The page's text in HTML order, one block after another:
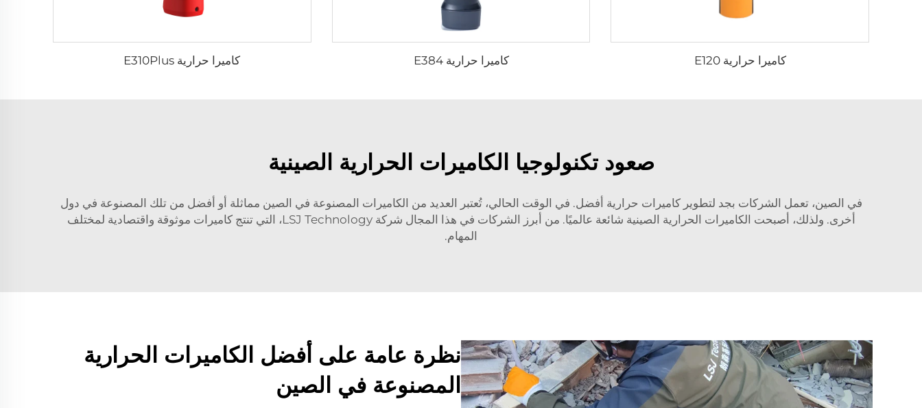
كاميرا حرارية E120 كاميرا حرارية E384 كاميرا حرارية E310Plus
صعود تكنولوجيا الكاميرات الحرارية الصينية
في الصين، تعمل الشركات بجد لتطوير كاميرات حرارية أفضل. في الوقت الحالي، تُعتبر العديد من الكاميرات المصنوعة في الصين مماثلة أو أفضل من تلك المصنوعة في دول
أخرى. ولذلك، أصبحت الكاميرات الحرارية الصينية شائعة عالميًا. من أبرز الشركات في هذا المجال شركة LSJ Technology، التي تنتج كاميرات موثوقة واقتصادية لمختلف
المهام.
نظرة عامة على أفضل الكاميرات الحرارية
المصنوعة في الصين